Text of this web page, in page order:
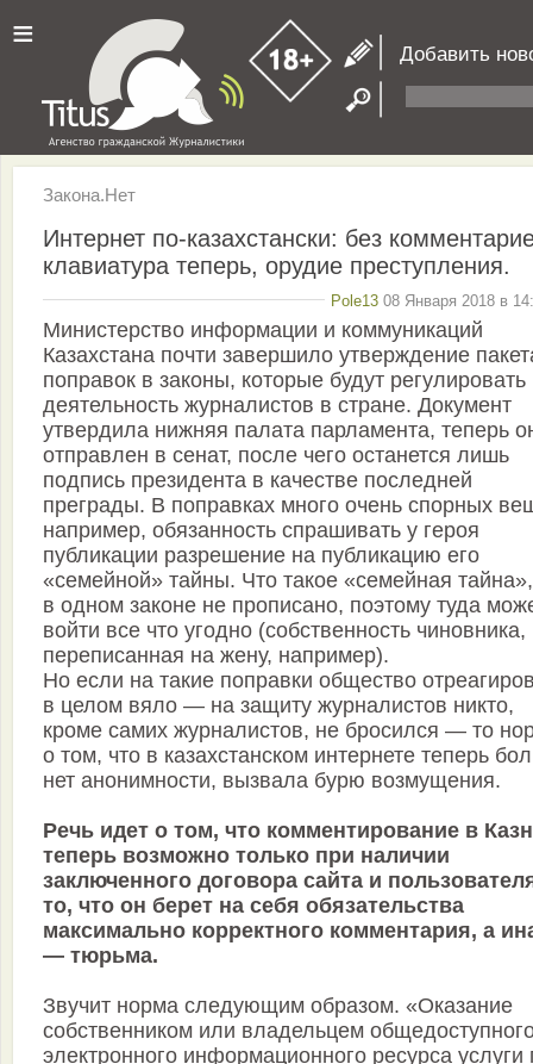
≡ Добавить
Закона.Нет
Интернет по-казахстански: без
клавиатура теперь, орудие преступления.
Pole13 08 Января 2018 в
Министерство информации и коммуникаций
Казахстана почти завершило утверждение
поправок в законы, которые будут регулировать
деятельность журналистов в стране. Документ
утвердила нижняя палата парламента, теперь
отправлен в сенат, после чего останется лишь
подпись президента в качестве последней
преграды. В поправках много очень спорных
например, обязанность спрашивать у героя
публикации разрешение на публикацию его
«семейной» тайны. Что такое «семейная
в одном законе не прописано, поэтому туда
войти все что угодно (собственность чиновника,
переписанная на жену, например).
Но если на такие поправки общество
в целом вяло — на защиту журналистов никто,
кроме самих журналистов, не бросился — то
о том, что в казахстанском интернете теперь
нет анонимности, вызвала бурю возмущения.
Речь идет о том, что комментирование в
теперь возможно только при наличии
заключенного договора сайта и
то, что он берет на себя обязательства
максимально корректного комментария, а
— тюрьма.
Звучит норма следующим образом. «Оказание
собственником или владельцем
электронного информационного ресурса услуги